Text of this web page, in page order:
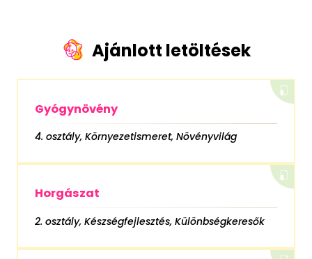
Ajánlott letöltések
Gyógynövény
4. osztály, Környezetismeret, Növényvilág
Horgászat
2. osztály, Készségfejlesztés, Különbségkeresők